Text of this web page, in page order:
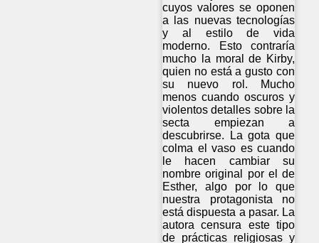
cuyos valores se oponen
a las nuevas tecnologías
y al estilo de vida
moderno. Esto contraría
mucho la moral de Kirby,
quien no está a gusto con
su nuevo rol. Mucho
menos cuando oscuros y
violentos detalles sobre la
secta empiezan a
descubrirse. La gota que
colma el vaso es cuando
le hacen cambiar su
nombre original por el de
Esther, algo por lo que
nuestra protagonista no
está dispuesta a pasar. La
autora censura este tipo
de prácticas religiosas y